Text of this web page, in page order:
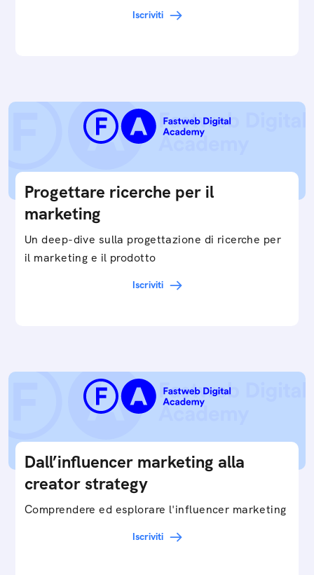
Iscriviti
Progettare ricerche per il
marketing
Un deep-dive sulla progettazione di ricerche per
il marketing e il prodotto
Iscriviti
Dall’influencer marketing alla
creator strategy
Comprendere ed esplorare l'influencer marketing
Iscriviti